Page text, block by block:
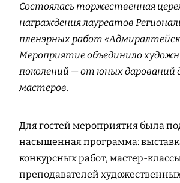
Состоялась торжественная
награждения лауреатов
пленэрных работ
Мероприятие объединило
поколений — от юных дарований
мастеров.
Для гостей мероприятия была
насыщенная программа:
конкурсных работ, мастер-
преподавателей